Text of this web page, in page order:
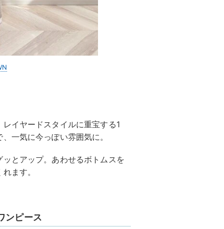
イヤードスタイルに重宝する1
一気に今っぽい雰囲気に。
とアップ。あわせるボトムスを
ます。
ンピース